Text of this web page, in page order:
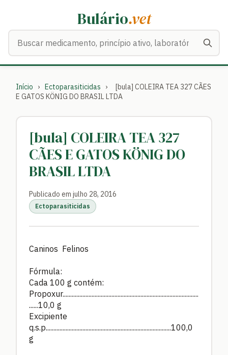
Bulário.vet
Início › Ectoparasiticidas ›
[bula] COLEIRA TEA 327 CÃES
E GATOS KÖNIG DO BRASIL LTDA
[bula] COLEIRA TEA 327
CÃES E GATOS KÖNIG DO
BRASIL LTDA
Publicado em julho 28, 2016
Ectoparasiticidas
Caninos Felinos
Fórmula:
Cada 100 g contém:
Propoxur.........................................................................................
......10,0 g
Excipiente
q.s.p..................................................................................100,0
g